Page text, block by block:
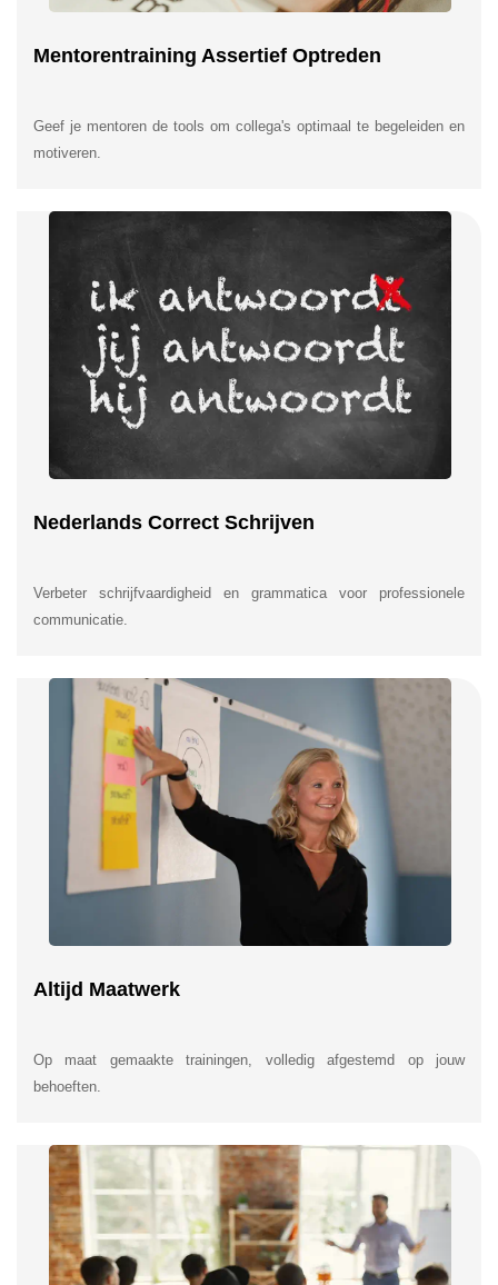
Mentorentraining Assertief Optreden
Geef je mentoren de tools om collega's optimaal te begeleiden en
motiveren.
Nederlands Correct Schrijven
Verbeter schrijfvaardigheid en grammatica voor professionele
communicatie.
Altijd Maatwerk
Op maat gemaakte trainingen, volledig afgestemd op jouw
behoeften.